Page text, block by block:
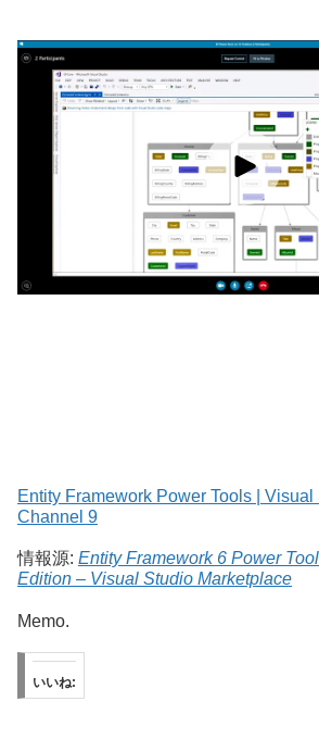
Entity Framework Power Tools | Visual
Channel 9
情報源: Entity Framework 6 Power
Edition – Visual Studio Marketplace
Memo.
いいね: